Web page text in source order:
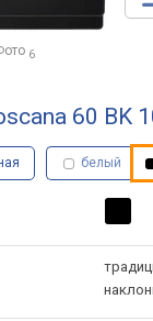
6
60 BK
белый